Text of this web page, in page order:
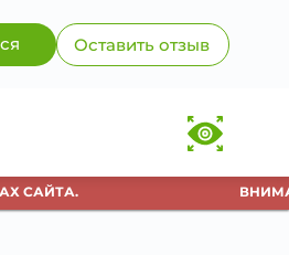
Оставить отзыв